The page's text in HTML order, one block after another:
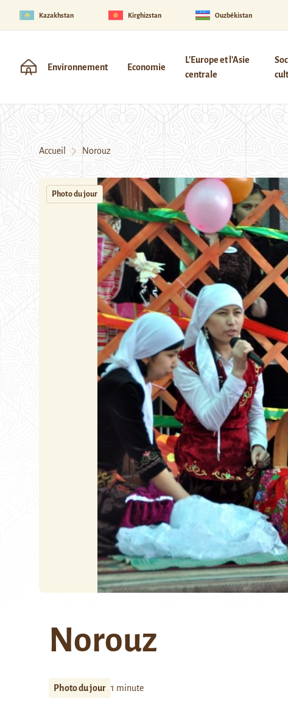
Kazakhstan Kirghizstan Ouzbékistan
Environnement Economie
L'Europe et l'Asie
centrale
Accueil Norouz
Photo du jour
Norouz
Photo du jour 1 minute